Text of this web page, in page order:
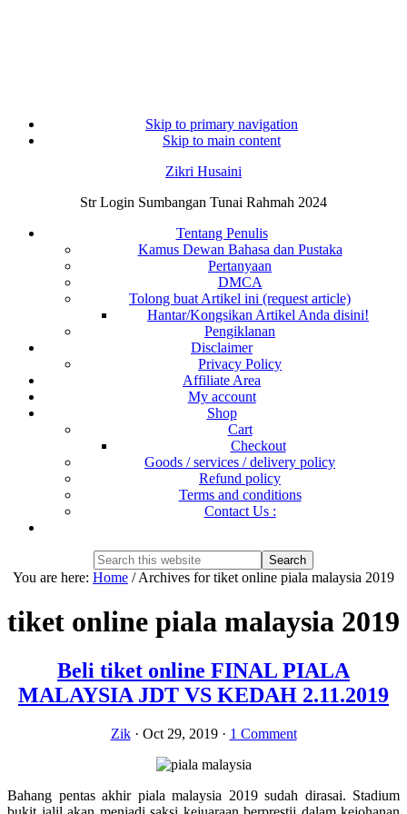
Skip to primary navigation
Skip to main content
Zikri Husaini
Str Login Sumbangan Tunai Rahmah 2024
Tentang Penulis
Kamus Dewan Bahasa dan Pustaka
Pertanyaan
DMCA
Tolong buat Artikel ini (request article)
Hantar/Kongsikan Artikel Anda disini!
Pengiklanan
Disclaimer
Privacy Policy
Affiliate Area
My account
Shop
Cart
Checkout
Goods / services / delivery policy
Refund policy
Terms and conditions
Contact Us :
Search
this
Hide
You are here: Home /Archives for tiket online piala malaysia 2019
tiket online piala malaysia 2019
Beli tiket online FINAL PIALA
MALAYSIA JDT VS KEDAH 2.11.2019
Zik· Oct 29, 2019· 1 Comment
Bahang pentas akhir piala malaysia 2019 sudah dirasai. Stadium